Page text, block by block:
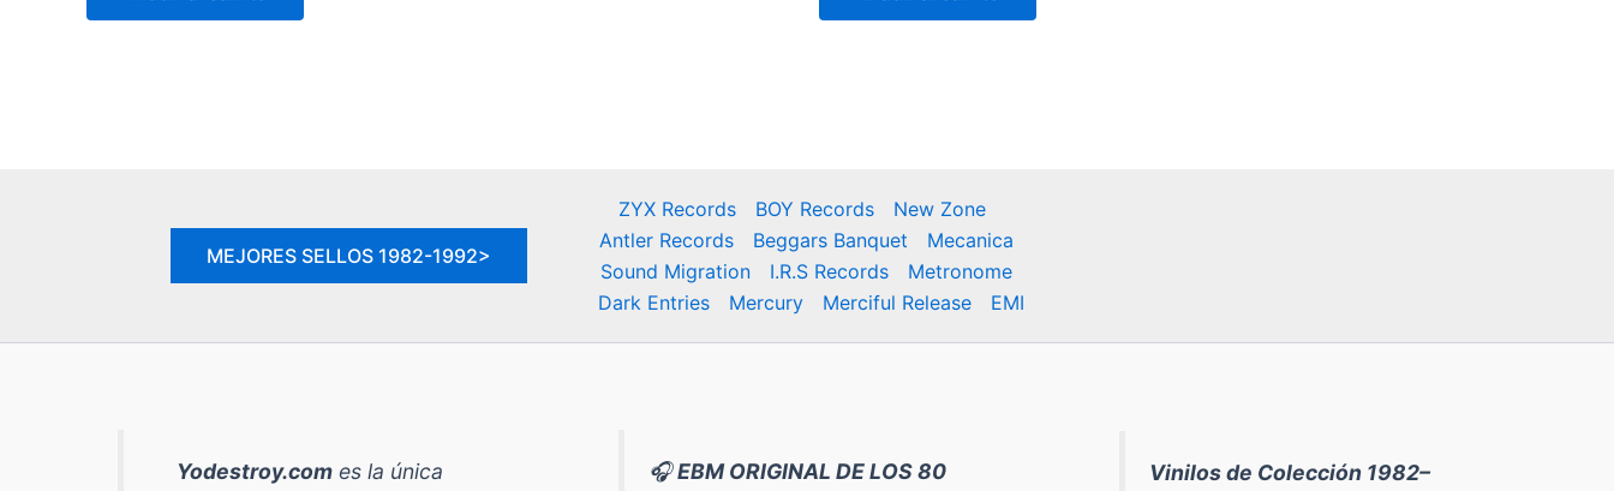
14,90 €.12,90 €.
38,00 €.32,90 €.
MEJORES SELLOS 1982-1992>
ZYX Records BOY Records
New Zone
Antler Records
Beggars Banquet
Mecanica
Sound Migration
I.R.S Records
Metronome
Dark Entries
Mercury Merciful Release EMI
Yodestroy.comes la única
🎧EBM ORIGINAL DE LOS 80
Vinilos de Colección 1982–